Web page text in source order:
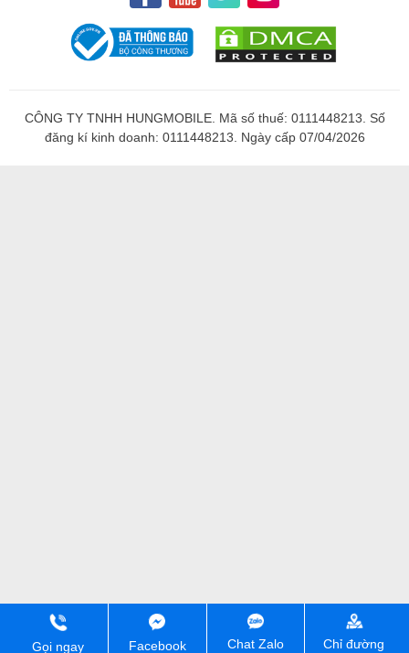
CÔNG TY TNHH HUNGMOBILE. Mã số thuế: 0111448213. Số
đăng kí kinh doanh: 0111448213. Ngày cấp 07/04/2026
Gọi ngay Facebook Chat Zalo Chỉ đường